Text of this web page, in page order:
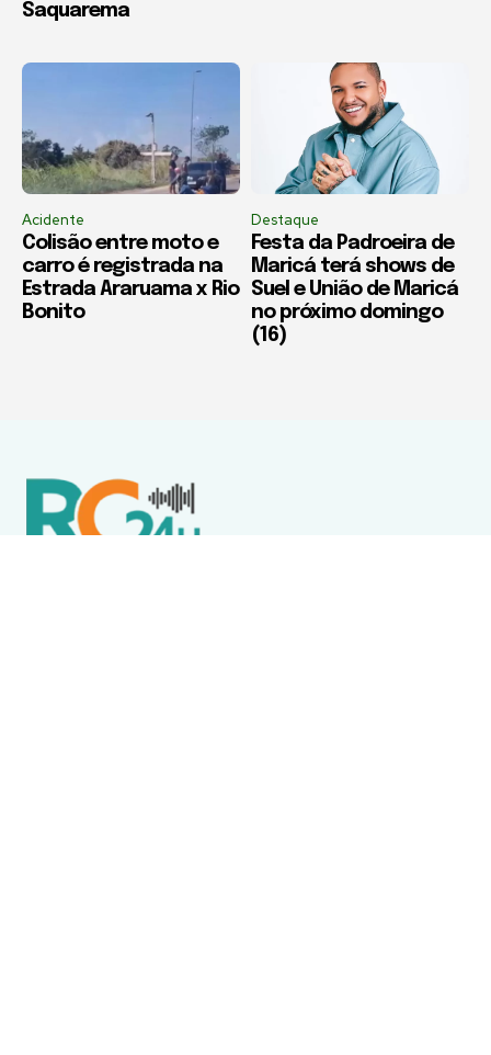
Saquarema
Acidente
Colisão entre moto e
carro é registrada na
Estrada Araruama x Rio
Bonito
Destaque
Festa da Padroeira de
Maricá terá shows de
Suel e União de Maricá
no próximo domingo
(16)